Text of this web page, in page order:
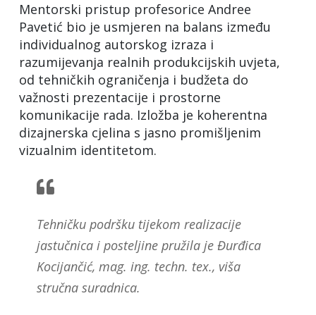
Mentorski pristup profesorice Andree
Pavetić bio je usmjeren na balans između
individualnog autorskog izraza i
razumijevanja realnih produkcijskih uvjeta,
od tehničkih ograničenja i budžeta do
važnosti prezentacije i prostorne
komunikacije rada. Izložba je koherentna
dizajnerska cjelina s jasno promišljenim
vizualnim identitetom.
Tehničku podršku tijekom realizacije
jastučnica i posteljine pružila je Đurđica
Kocijančić, mag. ing. techn. tex., viša
stručna suradnica.